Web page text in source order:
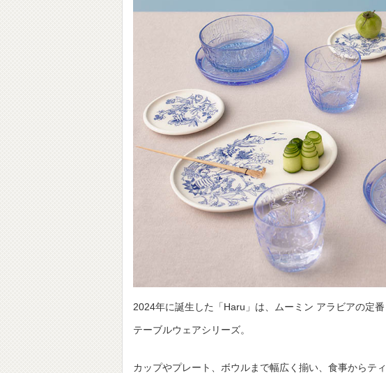
2024年に誕生した「Haru」は、ムーミン アラビアの定
テーブルウェアシリーズ。
カップやプレート、ボウルまで幅広く揃い、食事からテ